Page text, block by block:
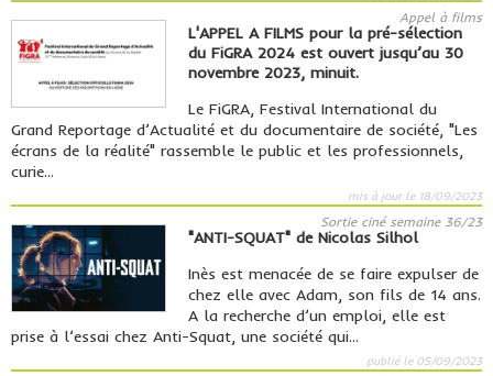
Appel à films
L'APPEL A FILMS pour la pré-sélection
du FiGRA 2024 est ouvert jusqu’au 30
novembre 2023, minuit.
Le FiGRA, Festival International du
Grand Reportage d’Actualité et du documentaire de société, "Les
écrans de la réalité" rassemble le public et les professionnels,
curie...
mis à jour le 18/09/2023
Sortie ciné semaine 36/23
"ANTI-SQUAT" de Nicolas Silhol
Inès est menacée de se faire expulser de
chez elle avec Adam, son fils de 14 ans.
A la recherche d’un emploi, elle est
prise à l’essai chez Anti-Squat, une société qui...
publié le 05/09/2023